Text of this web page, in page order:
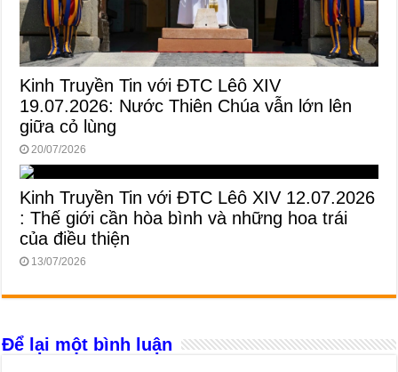
Kinh Truyền Tin với ĐTC Lêô XIV
19.07.2026: Nước Thiên Chúa vẫn lớn lên
giữa cỏ lùng
20/07/2026
Kinh Truyền Tin với ĐTC Lêô XIV 12.07.2026
: Thế giới cần hòa bình và những hoa trái
của điều thiện
13/07/2026
Để lại một bình luận